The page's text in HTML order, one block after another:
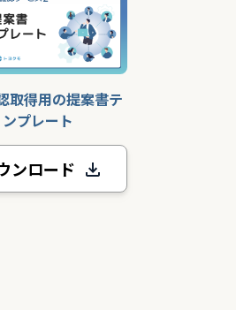
取得用の提案書テ
ンプレート
ンロード